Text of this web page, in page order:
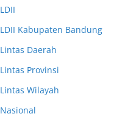
LDII
LDII Kabupaten Bandung
Lintas Daerah
Lintas Provinsi
Lintas Wilayah
Nasional